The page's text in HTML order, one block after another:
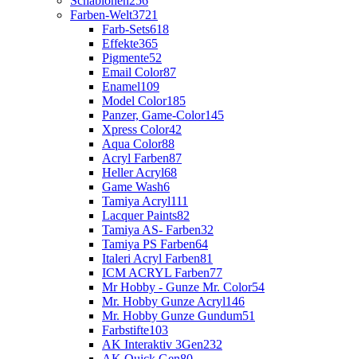
Farben-Welt3721
Farb-Sets618
Effekte365
Pigmente52
Email Color87
Enamel109
Model Color185
Panzer, Game-Color145
Xpress Color42
Aqua Color88
Acryl Farben87
Heller Acryl68
Game Wash6
Tamiya Acryl111
Lacquer Paints82
Tamiya AS- Farben32
Tamiya PS Farben64
Italeri Acryl Farben81
ICM ACRYL Farben77
Mr Hobby - Gunze Mr. Color54
Mr. Hobby Gunze Acryl146
Mr. Hobby Gunze Gundum51
Farbstifte103
AK Interaktiv 3Gen232